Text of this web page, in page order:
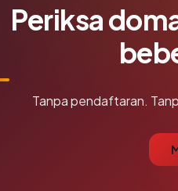
Periksa
Tanpa pendaftaran.